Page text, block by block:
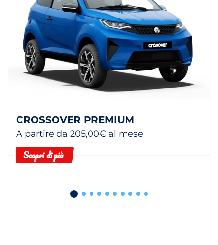
CROSSOVER PREMIUM
A partire da 205,00€ al mese
Scopri di più